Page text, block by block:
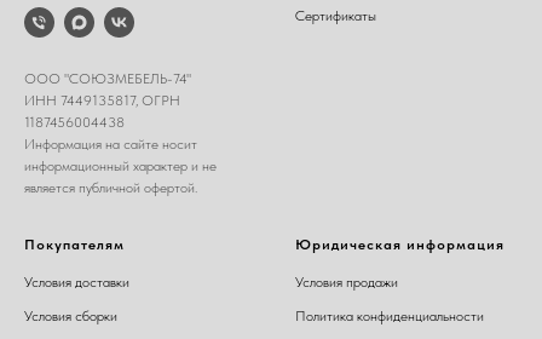
ООО "СОЮЗМЕБЕЛЬ-74"
ИНН 7449135817, ОГРН
1187456004438
Информация на сайте носит
информационный характер и не
является публичной офертой.
Сертификаты
Покупателям
Условия доставки
Условия сборки
Юридическая информация
Условия продажи
Политика конфиденциальности